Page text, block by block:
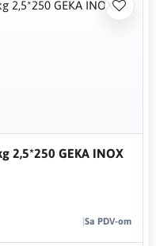
2,5*250 GEKA INOX
Sa PDV-om